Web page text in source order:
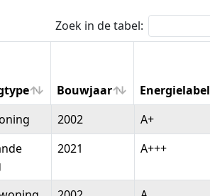
Zoek in de tabel:
Bouwjaar Energielabel
Bouwjaar Energielabel
2002 A+
2021 A+++